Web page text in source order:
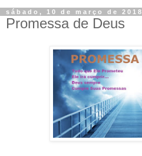
sábado, 10 de março de 2018
Promessa de Deus